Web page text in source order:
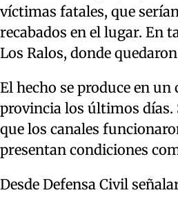
víctimas fatales, que serían
recabados en el lugar. En
Los Ralos, donde
El hecho se produce en
provincia los últimos días.
que los canales
presentan condiciones
Desde Defensa Civil